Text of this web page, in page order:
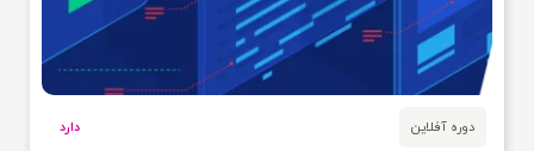
دوره آفلاین دارد